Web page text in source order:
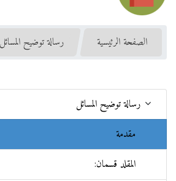
الصفحة الرئيسية رسالة توضيح المسائل
رسالة توضيح المسائل
مقدمة
المقلد قسمان: